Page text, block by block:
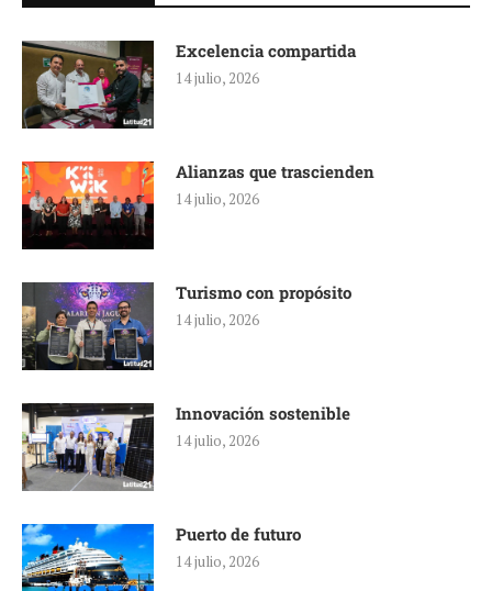
Excelencia compartida
14 julio, 2026
Alianzas que trascienden
14 julio, 2026
Turismo con propósito
14 julio, 2026
Innovación sostenible
14 julio, 2026
Puerto de futuro
14 julio, 2026